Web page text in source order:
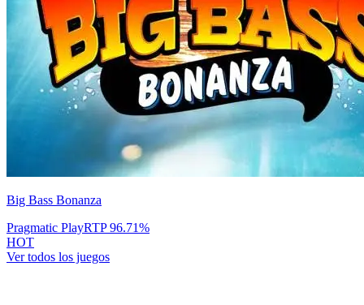
Big Bass Bonanza
Pragmatic PlayRTP96.71%
HOT
Ver todos los juegos